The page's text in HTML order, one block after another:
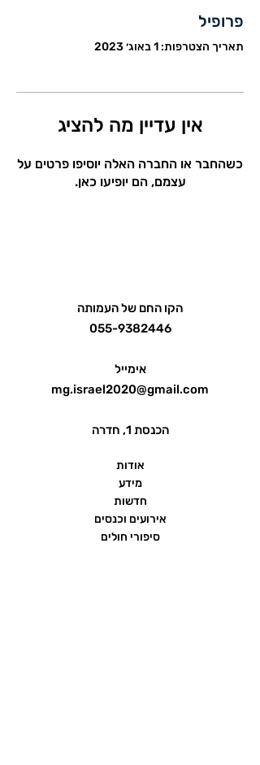
פרופיל
תאריך הצטרפות: 1 באוג׳ 2023
אין עדיין מה להציג
כשהחבר או החברה האלה יוסיפו פרטים על
עצמם, הם יופיעו כאן.
הקו החם של העמותה
055-9382446
אימייל
mg.israel2020@gmail.com
הכנסת 1, חדרה
אודות
מידע
חדשות
אירועים וכנסים
סיפורי חולים